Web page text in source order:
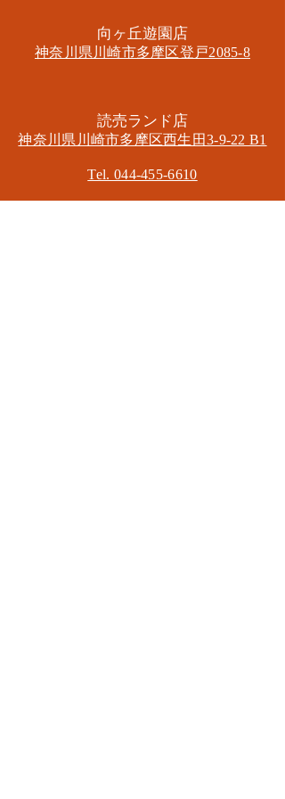
​向ヶ丘遊園店
神奈川県川崎市多摩区​登戸2085-8
​読売ランド店
神奈川県川崎市多摩区​西生田3-9-22 B1
Tel. 044-455-6610